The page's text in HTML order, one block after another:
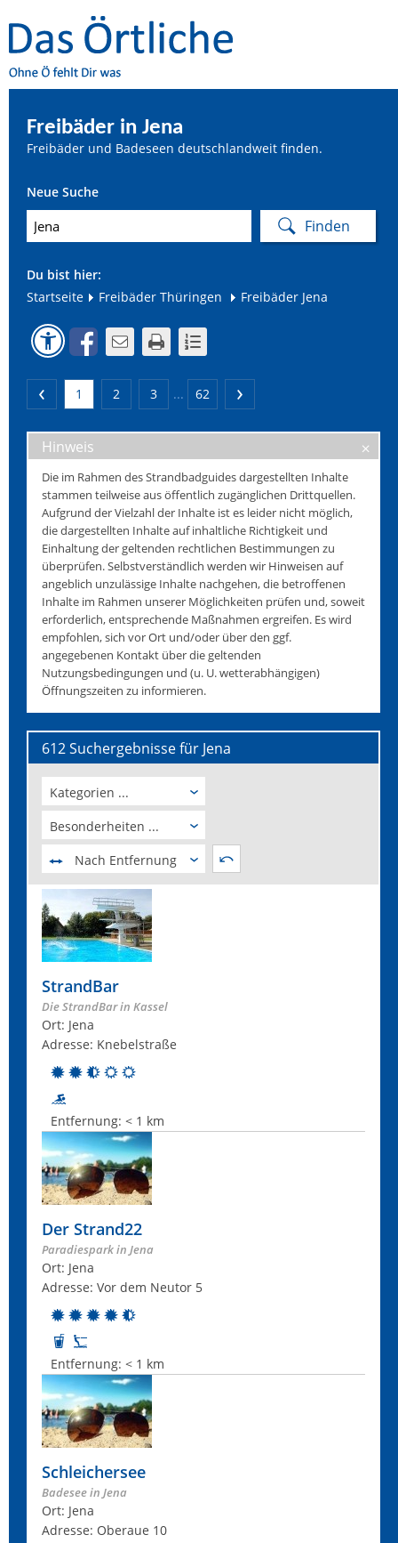
Freibäder in Jena
Freibäder und Badeseen deutschlandweit finden.
Neue Suche
Du bist hier:
Startseite
Freibäder Thüringen Freibäder Jena
1 2 3 ... 62
Hinweis
Die im Rahmen des Strandbadguides dargestellten Inhalte
stammen teilweise aus öffentlich zugänglichen Drittquellen.
Aufgrund der Vielzahl der Inhalte ist es leider nicht möglich,
die dargestellten Inhalte auf inhaltliche Richtigkeit und
Einhaltung der geltenden rechtlichen Bestimmungen zu
überprüfen. Selbstverständlich werden wir Hinweisen auf
angeblich unzulässige Inhalte nachgehen, die betroffenen
Inhalte im Rahmen unserer Möglichkeiten prüfen und, soweit
erforderlich, entsprechende Maßnahmen ergreifen. Es wird
empfohlen, sich vor Ort und/oder über den ggf.
angegebenen Kontakt über die geltenden
Nutzungsbedingungen und (u. U. wetterabhängigen)
Öffnungszeiten zu informieren.
612 Suchergebnisse für Jena
Kategorien ...
Besonderheiten ...
Nach Entfernung
StrandBar
Die StrandBar in Kassel
Ort: Jena
Adresse: Knebelstraße
Entfernung: < 1 km
Der Strand22
Paradiespark in Jena
Ort: Jena
Adresse: Vor dem Neutor 5
Entfernung: < 1 km
Schleichersee
Badesee in Jena
Ort: Jena
Adresse: Oberaue 10